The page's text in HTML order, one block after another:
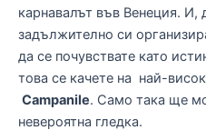
карнавалът във Венеция. И,
задължително си
да се почувствате като
това се качете на най-
Campanile. Само така ще
невероятна гледка.